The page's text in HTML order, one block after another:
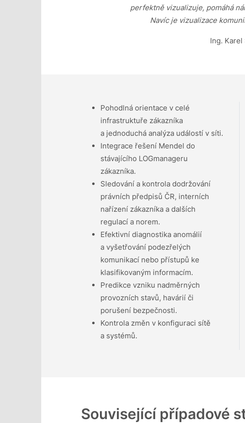
perfektně vizualizuje, pomáhá
Navíc je vizualizace
Ing.
Pohodlná orientace v celé
infrastruktuře zákazníka
a jednoduchá analýza událostí v síti.
Integrace řešení Mendel do
stávajícího LOGmanageru
zákazníka.
Sledování a kontrola dodržování
právních předpisů ČR, interních
nařízení zákazníka a dalších
regulací a norem.
Efektivní diagnostika anomálií
a vyšetřování podezřelých
komunikací nebo přístupů ke
klasifikovaným informacím.
Predikce vzniku nadměrných
provozních stavů, havárií či
porušení bezpečnosti.
Kontrola změn v konfiguraci sítě
a systémů.
Související případové